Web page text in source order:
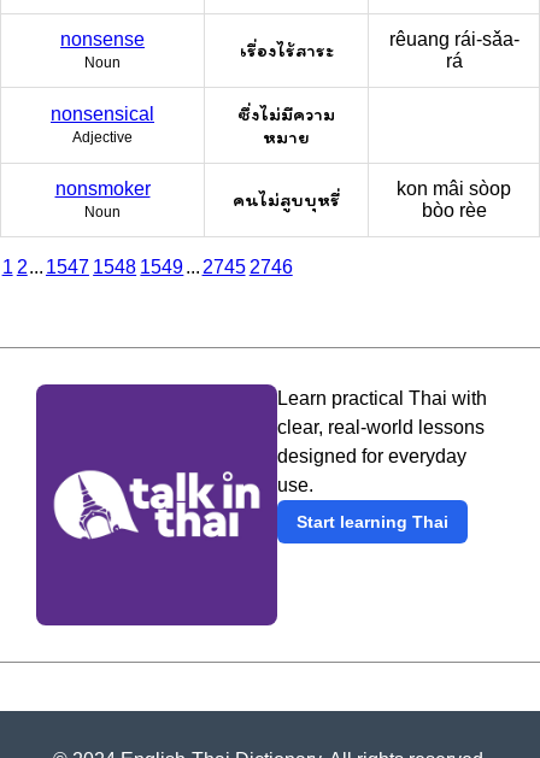
nonsense
Noun
เรื่องไร้สาระ
rêuang rái-sǎa-
rá
nonsensical
Adjective
ซึ่งไม่มีความ
หมาย
nonsmoker
Noun
คนไม่สูบบุหรี่
kon mâi sòop
bòo rèe
1 2... 1547 1548 1549... 2745 2746
Learn practical Thai with
clear, real-world lessons
designed for everyday
use.
Start learning Thai